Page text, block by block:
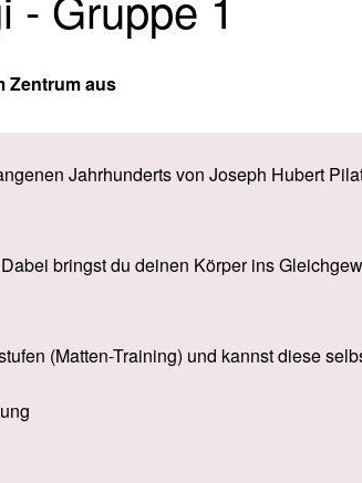
Zentrum aus
Jahrhunderts von Joseph Hubert
bringst du deinen Körper ins
(Matten-Training) und kannst diese